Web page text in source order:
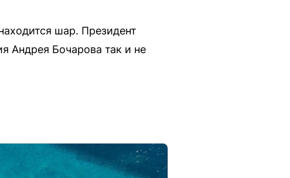
шар. Президент
Андрея Бочарова так и не